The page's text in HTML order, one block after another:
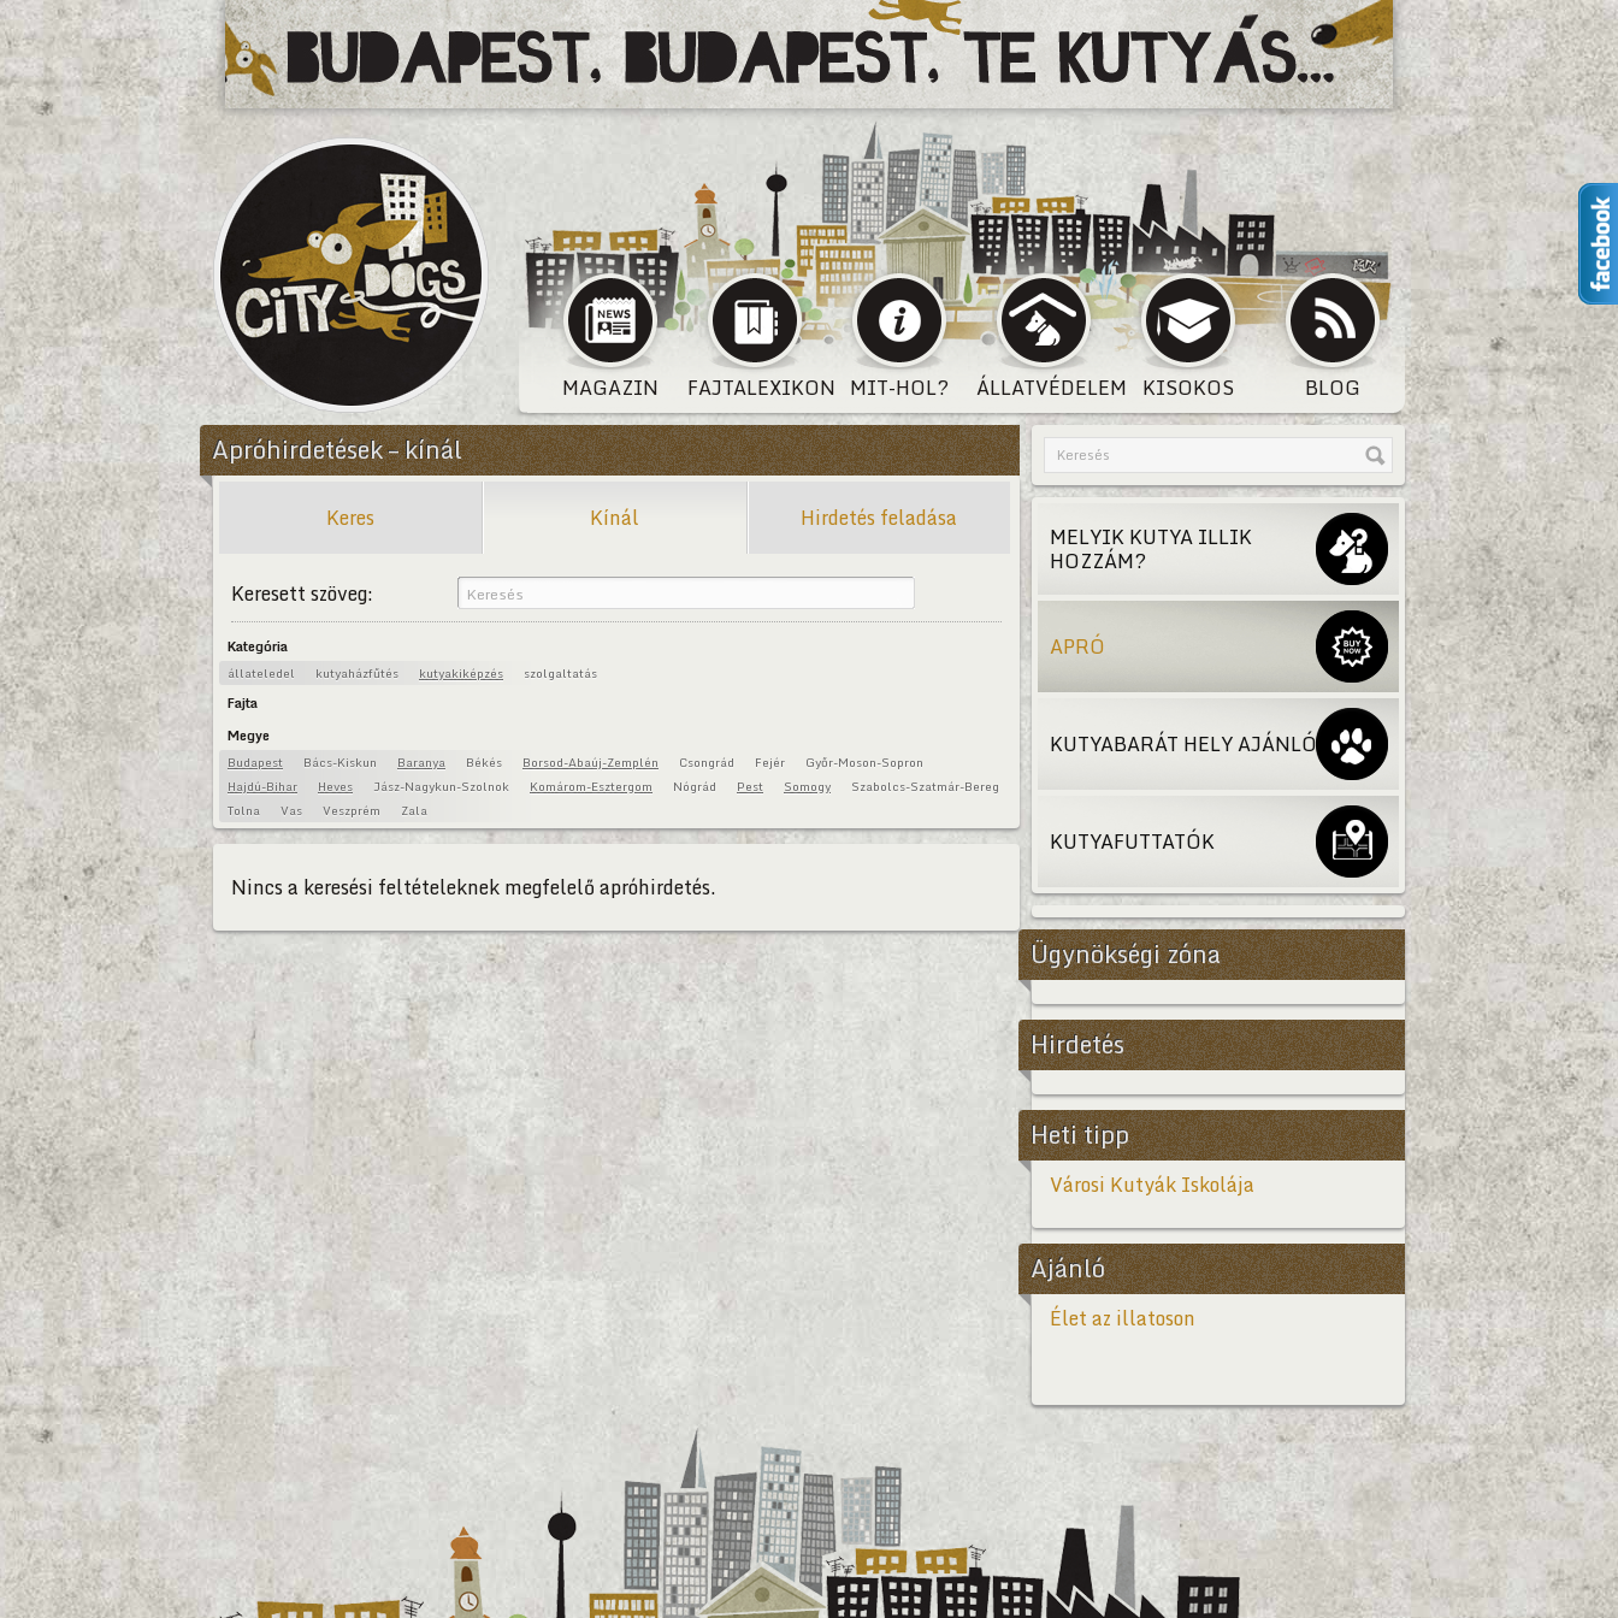
CityDogs
MAGAZIN FAJTALEXIKON MIT-HOL? ÁLLATVÉDELEM KISOKOS BLOG
Apróhirdetések – kínál
Keres Kínál Hirdetés feladása
Keresett szöveg:
Kategória
állateledel kutyaházfűtés kutyakiképzés szolgaltatás
Fajta
Megye
Budapest Bács-Kiskun Baranya Békés Borsod-Abaúj-Zemplén Csongrád Fejér
Győr-Moson-Sopron
Hajdú-Bihar
Heves Jász-Nagykun-Szolnok Komárom-Esztergom Nógrád Pest Somogy
Szabolcs-Szatmár-Bereg
Tolna
Vas Veszprém Zala
Nincs a keresési feltételeknek megfelelő apróhirdetés.
MELYIK KUTYA ILLIK
HOZZÁM?
APRÓ
KUTYABARÁT HELY AJÁNLÓ
KUTYAFUTTATÓK
Ügynökségi zóna
Hirdetés
Heti tipp
Városi Kutyák Iskolája
Ajánló
Élet az illatoson